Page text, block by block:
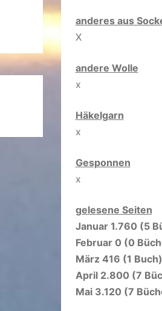
anderes aus
X
andere Wolle
x
Häkelgarn
x
Gesponnen
x
gelesene Seiten
Januar 1.760 (5
Februar 0 (0
März 416 (1 Buch)
April 2.800 (7
Mai 3.120 (7